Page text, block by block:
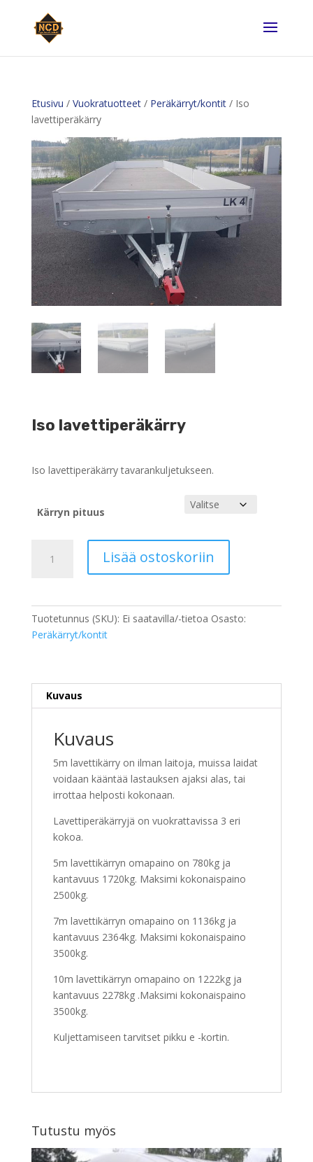
Etusivu / Vuokratuotteet/ Peräkärryt/kontit/ Iso
lavettiperäkärry
Iso lavettiperäkärry
Iso lavettiperäkärry tavarankuljetukseen.
Kärryn pituus
lavettiperäkärry
Lisää ostoskoriin
Tuotetunnus (SKU): Ei saatavilla/-tietoa Osasto:
Peräkärryt/kontit
Kuvaus
Kuvaus
5m lavettikärry on ilman laitoja, muissa laidat
voidaan kääntää lastauksen ajaksi alas, tai
irrottaa helposti kokonaan.
Lavettiperäkärryjä on vuokrattavissa 3 eri
kokoa.
5m lavettikärryn omapaino on 780kg ja
kantavuus 1720kg. Maksimi kokonaispaino
2500kg.
7m lavettikärryn omapaino on 1136kg ja
kantavuus 2364kg. Maksimi kokonaispaino
3500kg.
10m lavettikärryn omapaino on 1222kg ja
kantavuus 2278kg .Maksimi kokonaispaino
3500kg.
Kuljettamiseen tarvitset pikku e -kortin.
Tutustu myös